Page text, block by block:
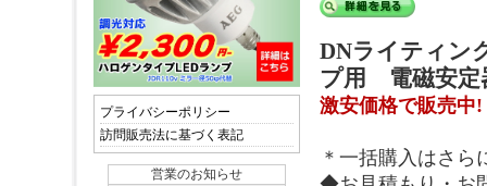
プライバシーポリシー
訪問販売法に基づく表記
DNライティン
プ用 電磁安定
激安価格で販売中!
＊一括購入はさ